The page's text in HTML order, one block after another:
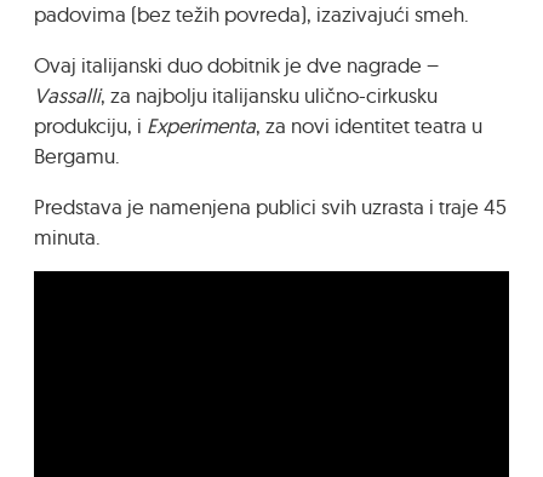
padovima (bez težih povreda), izazivajući smeh.
Ovaj italijanski duo dobitnik je dve nagrade –
Vassalli, za najbolju italijansku ulično-cirkusku
produkciju, i Experimenta, za novi identitet teatra u
Bergamu.
Predstava je namenjena publici svih uzrasta i traje 45
minuta.